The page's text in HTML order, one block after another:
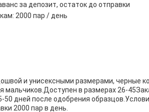
за депозит, остаток до отправки
2000 пар / день
и унисексными размерами, черные
мальчиков.Доступен в размерах 26-
50 дней после одобрения
2000 пар в день.